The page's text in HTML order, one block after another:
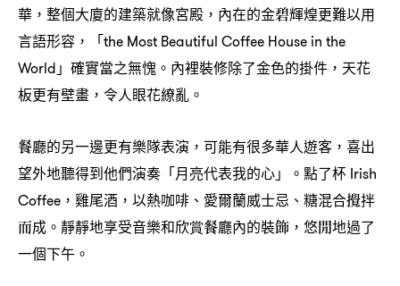
華 ， 整個大廈的建築就像宮殿 ， 內在的金碧輝煌更難以用
言語形容 ， 「the Most Beautiful Coffee House in the
World 」確實當之無愧。內裡裝修除了金色的掛件 ， 天花
板更有壁畫 ， 令人眼花繚亂。
餐廳的另一邊更有樂隊表演 ， 可能有很多華人遊客 ， 喜出
望外地聽得到他們演奏「月亮代表我的心」。點了杯 Irish
Coffee， 雞尾酒 ， 以熱咖啡、愛爾蘭威士忌、糖混合攪拌
而成。靜靜地享受音樂和欣賞餐廳內的裝飾 ， 悠閒地過了
一個下午。